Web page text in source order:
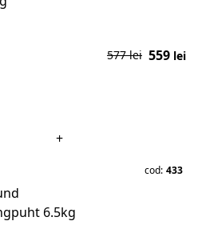
577 lei 559 lei
+
cod: 433